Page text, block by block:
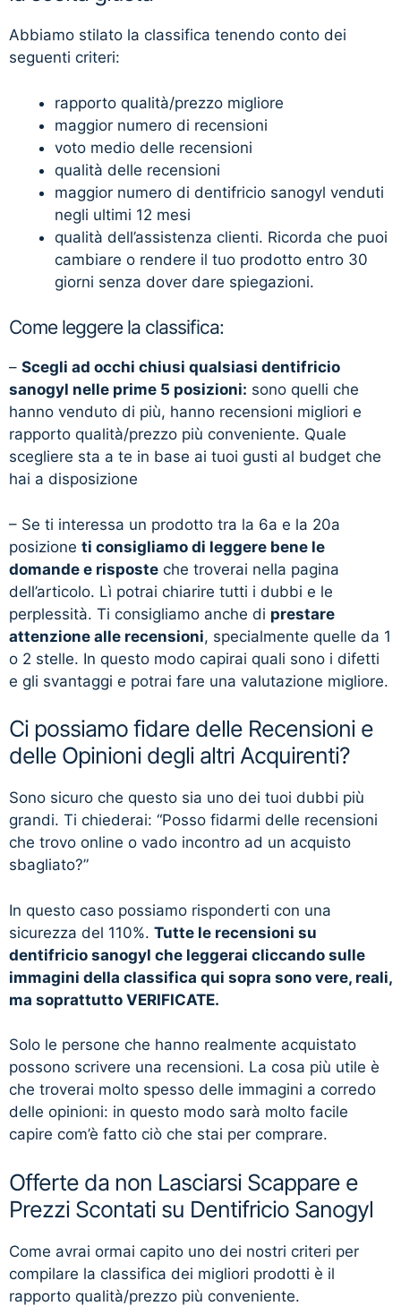
Abbiamo stilato la classifica tenendo conto dei
seguenti criteri:
rapporto qualità/prezzo migliore
maggior numero di recensioni
voto medio delle recensioni
qualità delle recensioni
maggior numero di dentifricio sanogyl venduti
negli ultimi 12 mesi
qualità dell’assistenza clienti. Ricorda che puoi
cambiare o rendere il tuo prodotto entro 30
giorni senza dover dare spiegazioni.
Come leggere la classifica:
– Scegli ad occhi chiusi qualsiasi dentifricio
sanogyl nelle prime 5 posizioni: sono quelli che
hanno venduto di più, hanno recensioni migliori e
rapporto qualità/prezzo più conveniente. Quale
scegliere sta a te in base ai tuoi gusti al budget che
hai a disposizione
– Se ti interessa un prodotto tra la 6a e la 20a
posizione ti consigliamo di leggere bene le
domande e risposte che troverai nella pagina
dell’articolo. Lì potrai chiarire tutti i dubbi e le
perplessità. Ti consigliamo anche di prestare
attenzione alle recensioni, specialmente quelle da 1
o 2 stelle. In questo modo capirai quali sono i difetti
e gli svantaggi e potrai fare una valutazione migliore.
Ci possiamo fidare delle Recensioni e
delle Opinioni degli altri Acquirenti?
Sono sicuro che questo sia uno dei tuoi dubbi più
grandi. Ti chiederai: “Posso fidarmi delle recensioni
che trovo online o vado incontro ad un acquisto
sbagliato?”
In questo caso possiamo risponderti con una
sicurezza del 110%. Tutte le recensioni su
dentifricio sanogyl che leggerai cliccando sulle
immagini della classifica qui sopra sono vere, reali,
ma soprattutto VERIFICATE.
Solo le persone che hanno realmente acquistato
possono scrivere una recensioni. La cosa più utile è
che troverai molto spesso delle immagini a corredo
delle opinioni: in questo modo sarà molto facile
capire com’è fatto ciò che stai per comprare.
Offerte da non Lasciarsi Scappare e
Prezzi Scontati su Dentifricio Sanogyl
Come avrai ormai capito uno dei nostri criteri per
compilare la classifica dei migliori prodotti è il
rapporto qualità/prezzo più conveniente.